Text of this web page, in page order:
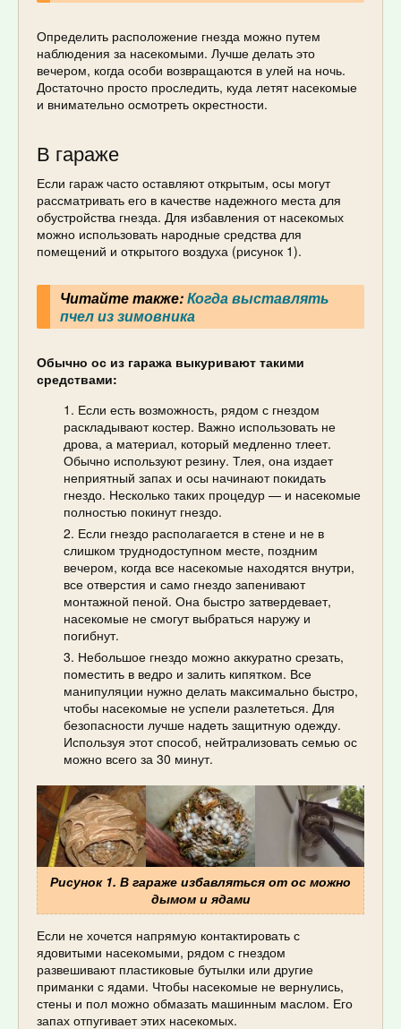
Определить расположение гнезда можно путем
наблюдения за насекомыми. Лучше делать это
вечером, когда особи возвращаются в улей на ночь.
Достаточно просто проследить, куда летят насекомые
и внимательно осмотреть окрестности.
В гараже
Если гараж часто оставляют открытым, осы могут
рассматривать его в качестве надежного места для
обустройства гнезда. Для избавления от насекомых
можно использовать народные средства для
помещений и открытого воздуха (рисунок 1).
Читайте также:Когда выставлять
пчел из зимовника
Обычно ос из гаража выкуривают такими
средствами:
Если есть возможность, рядом с гнездом
раскладывают костер. Важно использовать не
дрова, а материал, который медленно тлеет.
Обычно используют резину. Тлея, она издает
неприятный запах и осы начинают покидать
гнездо. Несколько таких процедур — и насекомые
полностью покинут гнездо.
Если гнездо располагается в стене и не в
слишком труднодоступном месте, поздним
вечером, когда все насекомые находятся внутри,
все отверстия и само гнездо запенивают
монтажной пеной. Она быстро затвердевает,
насекомые не смогут выбраться наружу и
погибнут.
Небольшое гнездо можно аккуратно срезать,
поместить в ведро и залить кипятком. Все
манипуляции нужно делать максимально быстро,
чтобы насекомые не успели разлететься. Для
безопасности лучше надеть защитную одежду.
Используя этот способ, нейтрализовать семью ос
можно всего за 30 минут.
Рисунок 1. В гараже избавляться от ос можно
дымом и ядами
Если не хочется напрямую контактировать с
ядовитыми насекомыми, рядом с гнездом
развешивают пластиковые бутылки или другие
приманки с ядами. Чтобы насекомые не вернулись,
стены и пол можно обмазать машинным маслом. Его
запах отпугивает этих насекомых.